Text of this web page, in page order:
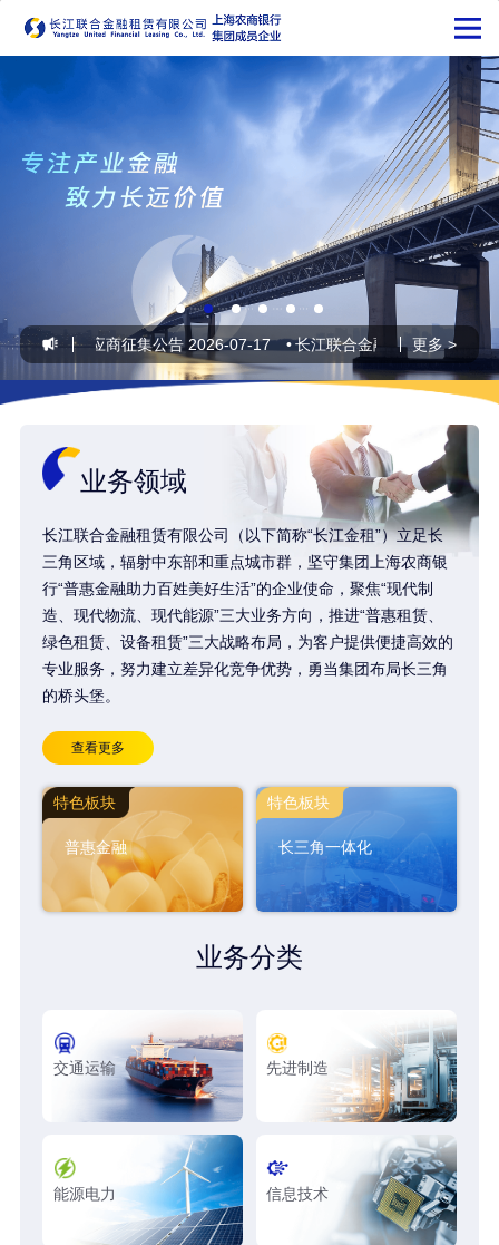
目POC供应商征集公告 2026-07-17 •长江联合金融租赁有限公司
更多 >
业务领域
长江联合金融租赁有限公司（以下简称“长江金租”）立足长
三角区域，辐射中东部和重点城市群，坚守集团上海农商银
行“普惠金融助力百姓美好生活”的企业使命，聚焦“现代制
造、现代物流、现代能源”三大业务方向，推进“普惠租赁、
绿色租赁、设备租赁”三大战略布局，为客户提供便捷高效的
专业服务，努力建立差异化竞争优势，勇当集团布局长三角
的桥头堡。
查看更多
特色板块
普惠金融
特色板块
长三角一体化
业务分类
交通运输 先进制造
能源电力 信息技术